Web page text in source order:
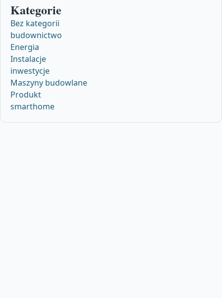
Kategorie
Bez kategorii
budownictwo
Energia
Instalacje
inwestycje
Maszyny budowlane
Produkt
smarthome